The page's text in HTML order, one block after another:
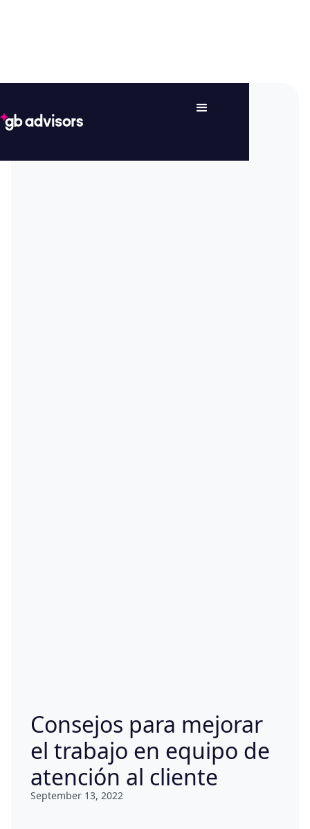
Consejos para mejorar
el trabajo en equipo de
atención al cliente
September 13, 2022